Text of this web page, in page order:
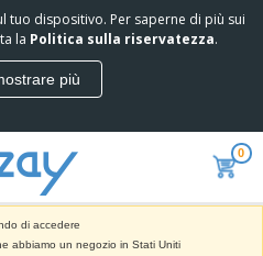
tuo dispositivo. Per saperne di più sui
la Politica sulla riservatezza.
più
0
di accedere
abbiamo un negozio in Stati Uniti